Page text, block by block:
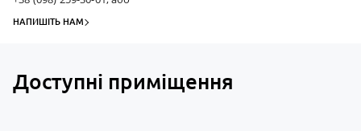
НАПИШІТЬ НАМ
Доступні приміщення